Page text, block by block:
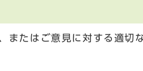
またはご意見に対する適切